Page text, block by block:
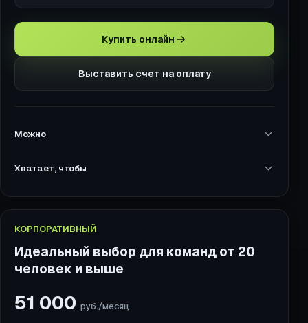
Купить онлайн
Выставить счет на оплату
Можно
Хватает, чтобы
КОРПОРАТИВНЫЙ
Идеальный выбор для команд от 20
человек и выше
51 000 руб./месяц